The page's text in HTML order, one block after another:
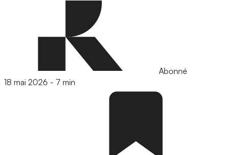
Abonné
18 mai 2026 - 7 min